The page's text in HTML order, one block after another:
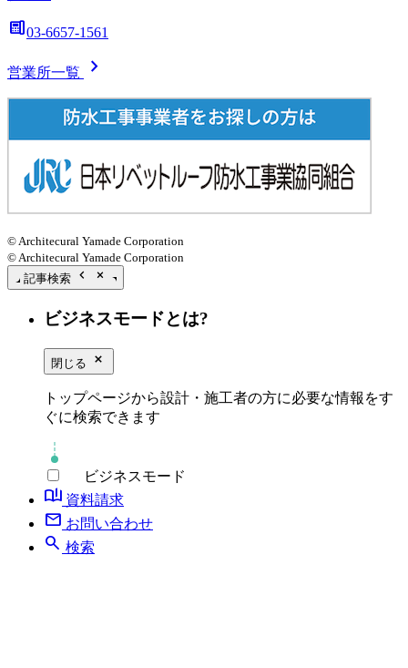
deskphone03-6657-1561
営業所一覧 chevron_right
© Architecural Yamade Corporation
© Architecural Yamade Corporation
記事検索 chevron_left close_small
ビジネスモードとは?
閉じる close_small
トップページから設計・施工者の方に必要な情報をす
ぐに検索できます
ビジネスモード
book_ribbon 資料請求
mail お問い合わせ
search 検索